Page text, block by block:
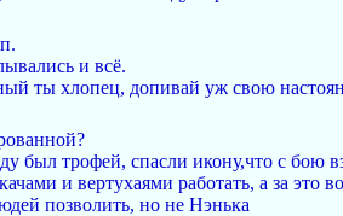
и всё.
ты хлопец, допивай уж свою
был трофей, спасли икону,что с бою
и вертухаями работать, а за это
позволить, но не Нэнька